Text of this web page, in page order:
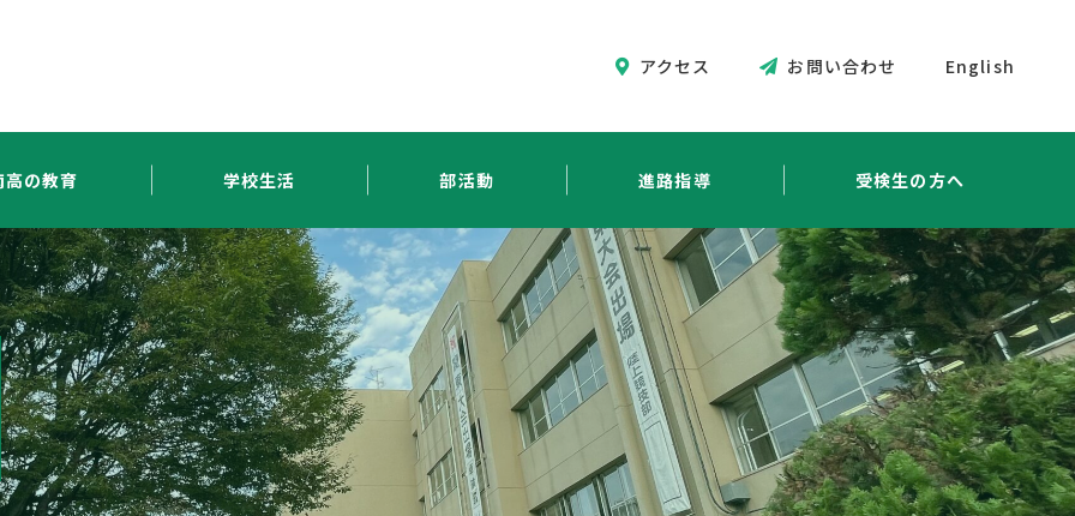
高の教育 学校生活 部活動 進路指導 受検生の方へ
アクセス お問い合わせ English